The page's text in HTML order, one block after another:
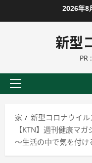
ン
に
2026年8
新型
PR
プ
イ
マ
家
新型コロナウイ
【KTN】週刊健康マ
～生活の中で気を付け